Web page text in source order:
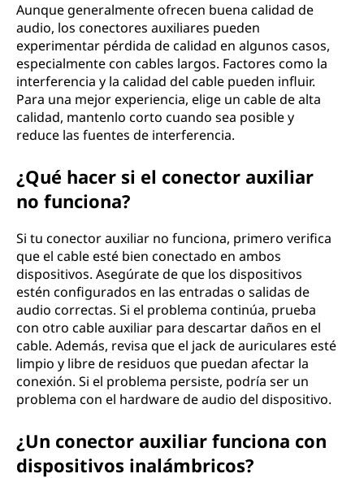
Aunque generalmente ofrecen buena calidad de
audio, los conectores auxiliares pueden
experimentar pérdida de calidad en algunos casos,
especialmente con cables largos. Factores como la
interferencia y la calidad del cable pueden influir.
Para una mejor experiencia, elige un cable de alta
calidad, mantenlo corto cuando sea posible y
reduce las fuentes de interferencia.
¿Qué hacer si el conector auxiliar
no funciona?
Si tu conector auxiliar no funciona, primero verifica
que el cable esté bien conectado en ambos
dispositivos. Asegúrate de que los dispositivos
estén configurados en las entradas o salidas de
audio correctas. Si el problema continúa, prueba
con otro cable auxiliar para descartar daños en el
cable. Además, revisa que el jack de auriculares esté
limpio y libre de residuos que puedan afectar la
conexión. Si el problema persiste, podría ser un
problema con el hardware de audio del dispositivo.
¿Un conector auxiliar funciona con
dispositivos inalámbricos?